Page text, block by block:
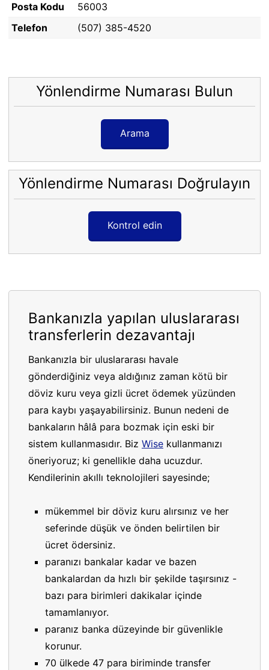
Posta Kodu
56003
Telefon
(507) 385-4520
Yönlendirme Numarası Bulun
Arama
Yönlendirme Numarası Doğrulayın
Kontrol edin
Bankanızla yapılan uluslararası
transferlerin dezavantajı
Bankanızla bir uluslararası havale
gönderdiğiniz veya aldığınız zaman kötü bir
döviz kuru veya gizli ücret ödemek yüzünden
para kaybı yaşayabilirsiniz. Bunun nedeni de
bankaların hâlâ para bozmak için eski bir
sistem kullanmasıdır. Biz Wise kullanmanızı
öneriyoruz; ki genellikle daha ucuzdur.
Kendilerinin akıllı teknolojileri sayesinde;
mükemmel bir döviz kuru alırsınız ve her
seferinde düşük ve önden belirtilen bir
ücret ödersiniz.
paranızı bankalar kadar ve bazen
bankalardan da hızlı bir şekilde taşırsınız -
bazı para birimleri dakikalar içinde
tamamlanıyor.
paranız banka düzeyinde bir güvenlikle
korunur.
70 ülkede 47 para biriminde transfer